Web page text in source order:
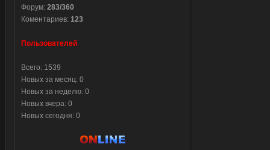
Форум: 283/360
Коментариев: 123
Пользователей
Всего: 1539
Новых за месяц: 0
Новых за неделю: 0
Новых вчера: 0
Новых сегодня: 0